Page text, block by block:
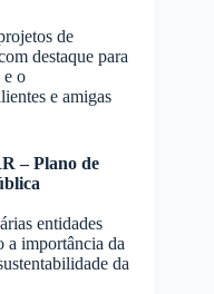
de
destaque para
e o
e amigas
– Plano de
entidades
a importância da
da